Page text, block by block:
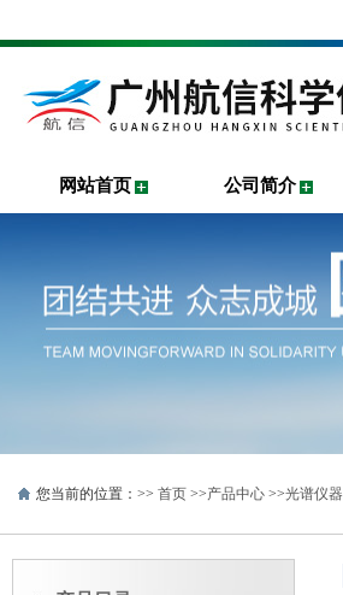
网站首页 公司简介
您当前的位置：>> 首页 >>产品中心 >>光谱仪器